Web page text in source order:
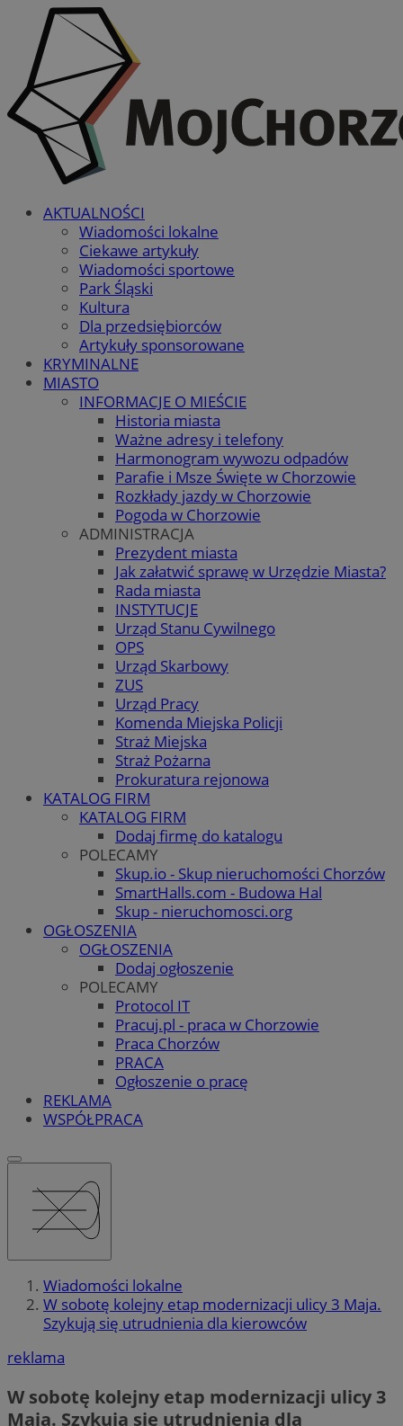
AKTUALNOŚCI
Wiadomości lokalne
Ciekawe artykuły
Wiadomości sportowe
Park Śląski
Kultura
Dla przedsiębiorców
Artykuły sponsorowane
KRYMINALNE
MIASTO
INFORMACJE O MIEŚCIE
Historia miasta
Ważne adresy i telefony
Harmonogram wywozu odpadów
Parafie i Msze Święte w Chorzowie
Rozkłady jazdy w Chorzowie
Pogoda w Chorzowie
ADMINISTRACJA
Prezydent miasta
Jak załatwić sprawę w Urzędzie Miasta?
Rada miasta
INSTYTUCJE
Urząd Stanu Cywilnego
OPS
Urząd Skarbowy
ZUS
Urząd Pracy
Komenda Miejska Policji
Straż Miejska
Straż Pożarna
Prokuratura rejonowa
KATALOG FIRM
KATALOG FIRM
Dodaj firmę do katalogu
POLECAMY
Skup.io - Skup nieruchomości Chorzów
SmartHalls.com - Budowa Hal
Skup - nieruchomosci.org
OGŁOSZENIA
OGŁOSZENIA
Dodaj ogłoszenie
POLECAMY
Protocol IT
Pracuj.pl - praca w Chorzowie
Praca Chorzów
PRACA
Ogłoszenie o pracę
REKLAMA
WSPÓŁPRACA
Wiadomości lokalne
W sobotę kolejny etap modernizacji ulicy 3 Maja.
Szykują się utrudnienia dla kierowców
reklama
W sobotę kolejny etap modernizacji ulicy 3
Maja. Szykują się utrudnienia dla